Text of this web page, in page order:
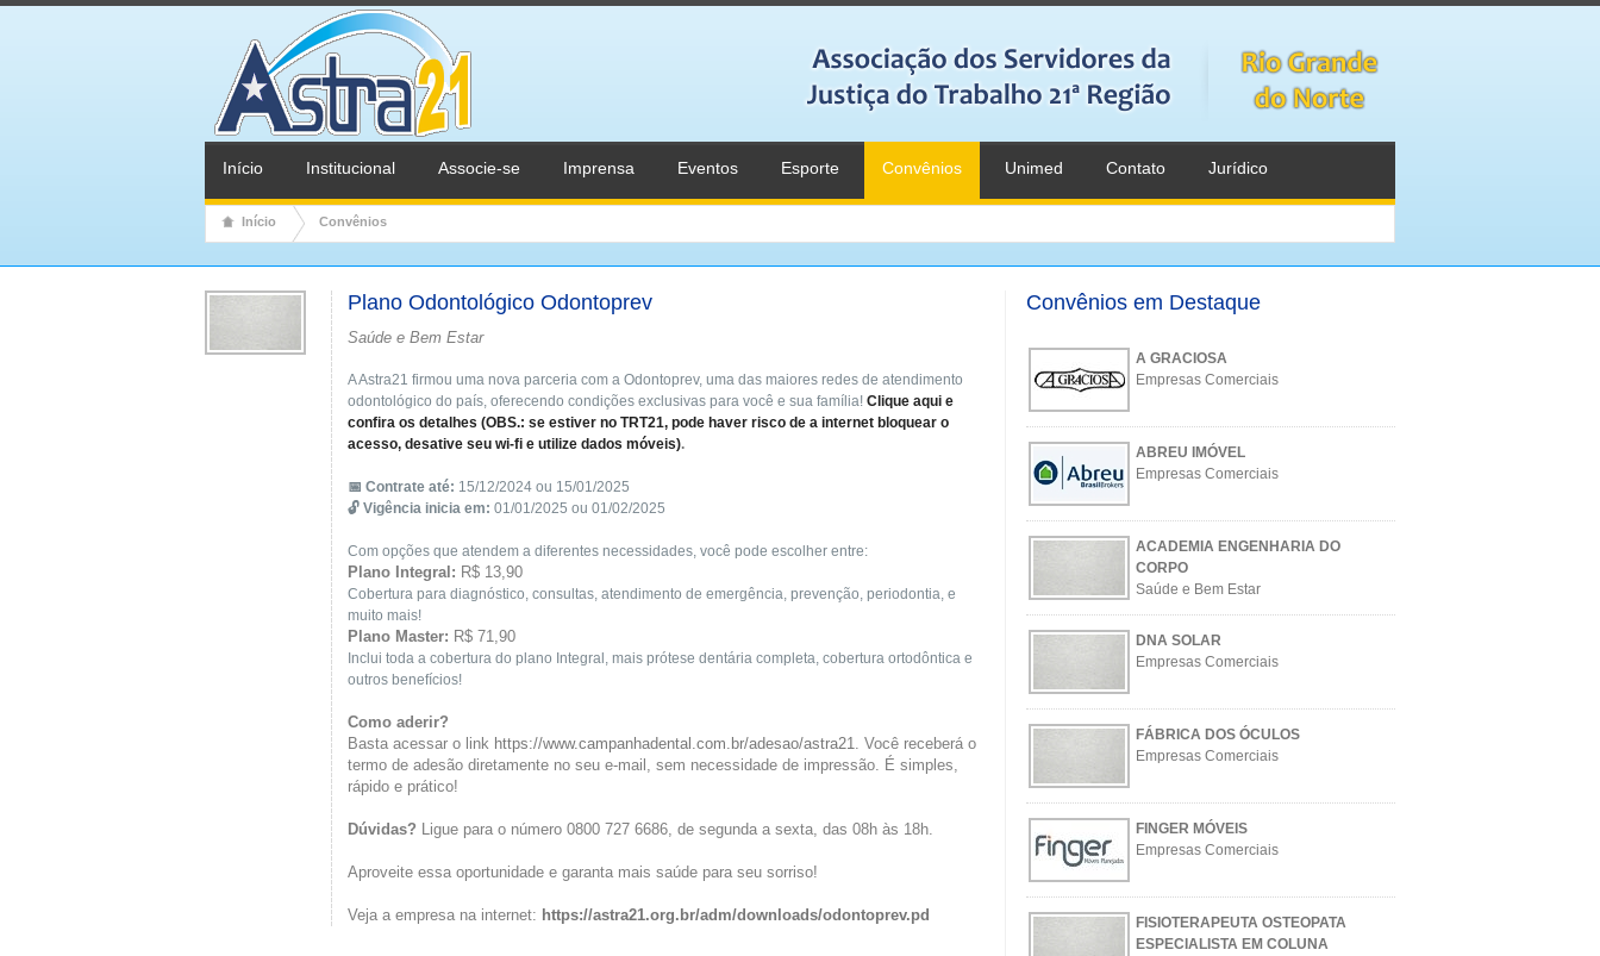
Início Institucional Associe-se Imprensa Eventos Esporte Convênios Unimed Contato Jurídico
Início Convênios
Plano Odontológico Odontoprev
Saúde e Bem Estar
A Astra21 firmou uma nova parceria com a Odontoprev, uma das maiores redes de atendimento
odontológico do país, oferecendo condições exclusivas para você e sua família! Clique aqui e
confira os detalhes (OBS.: se estiver no TRT21, pode haver risco de a internet bloquear o
acesso, desative seu wi-fi e utilize dados móveis).
📅 Contrate até: 15/12/2024 ou 15/01/2025
🔓 Vigência inicia em: 01/01/2025 ou 01/02/2025
Com opções que atendem a diferentes necessidades, você pode escolher entre:
Plano Integral: R$ 13,90
Cobertura para diagnóstico, consultas, atendimento de emergência, prevenção, periodontia, e
muito mais!
Plano Master: R$ 71,90
Inclui toda a cobertura do plano Integral, mais prótese dentária completa, cobertura ortodôntica e
outros benefícios!
Como aderir?
Basta acessar o link https://www.campanhadental.com.br/adesao/astra21. Você receberá o
termo de adesão diretamente no seu e-mail, sem necessidade de impressão. É simples,
rápido e prático!
Dúvidas? Ligue para o número 0800 727 6686, de segunda a sexta, das 08h às 18h.
Aproveite essa oportunidade e garanta mais saúde para seu sorriso!
Veja a empresa na internet: https://astra21.org.br/adm/downloads/odontoprev.pd
Convênios em Destaque
A GRACIOSA
Empresas Comerciais
ABREU IMÓVEL
Empresas Comerciais
ACADEMIA ENGENHARIA DO
CORPO
Saúde e Bem Estar
DNA SOLAR
Empresas Comerciais
FÁBRICA DOS ÓCULOS
Empresas Comerciais
FINGER MÓVEIS
Empresas Comerciais
FISIOTERAPEUTA OSTEOPATA
ESPECIALISTA EM COLUNA